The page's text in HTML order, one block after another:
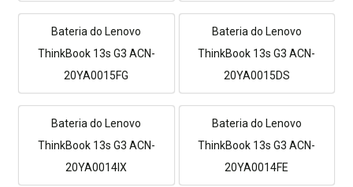
Bateria do Lenovo
ThinkBook 13s G3 ACN-
20YA0015FG
Bateria do Lenovo
ThinkBook 13s G3 ACN-
20YA0015DS
Bateria do Lenovo
ThinkBook 13s G3 ACN-
20YA0014IX
Bateria do Lenovo
ThinkBook 13s G3 ACN-
20YA0014FE